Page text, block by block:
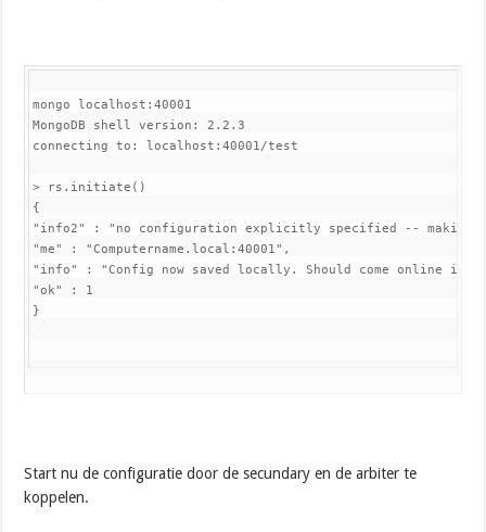
mongo localhost:40001
MongoDB shell version: 2.2.3
connecting to: localhost:40001/test
> rs.initiate()
{
"info2" : "no configuration explicitly specified -- making
"me" : "Computername.local:40001",
"info" : "Config now saved locally. Should come online in
"ok" : 1
}
Start nu de configuratie door de secundary en de arbiter te
koppelen.